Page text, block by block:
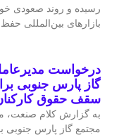
رسیده و روند صعودی
بازارهای بین‌المللی حفظ
درخواست
گاز پارس جنوبی
سقف حقوق
به گزارش کلام صنعت،
مجتمع گاز پارس جنوبی